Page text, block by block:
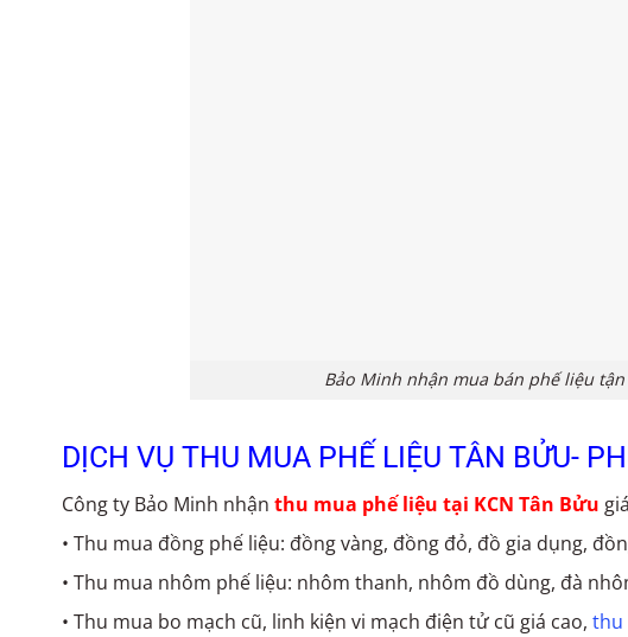
Bảo Minh nhận mua bán phế liệu
DỊCH VỤ THU MUA PHẾ LIỆU TÂN BỬU-
Công ty Bảo Minh nhận thu mua phế liệu tại KCN Tân Bửu
• Thu mua đồng phế liệu: đồng vàng, đồng đỏ, đồ gia dụng,
• Thu mua nhôm phế liệu: nhôm thanh, nhôm đồ dùng, đà
• Thu mua bo mạch cũ, linh kiện vi mạch điện tử cũ giá cao, thu